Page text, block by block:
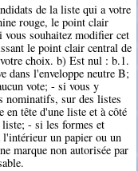
de la liste qui a votre
rouge, le point clair
vous souhaitez modifier cet
le point clair central de
choix. b) Est nul : b.1.
dans l'enveloppe neutre B;
vote; - si vous y
nominatifs, sur des listes
tête d'une liste et à côté
liste; - si les formes et
l'intérieur un papier ou un
marque non autorisée par